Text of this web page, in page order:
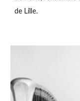
de Lille.